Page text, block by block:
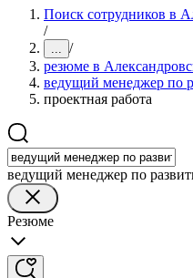
Поиск сотрудников в
/
... /
резюме в
ведущий менеджер по
проектная работа
ведущий менеджер по
Резюме